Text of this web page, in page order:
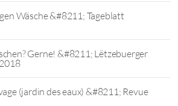
Wäsche &#8211; Tageblatt
Gerne! &#8211; Lëtzebuerger
(jardin des eaux) &#8211; Revue